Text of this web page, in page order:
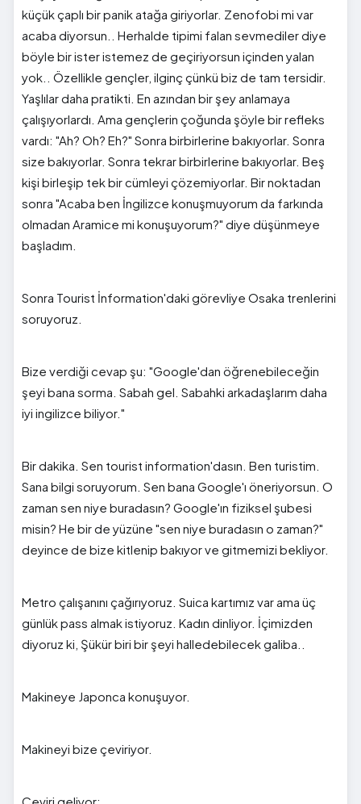
küçük çaplı bir panik atağa giriyorlar. Zenofobi mi var
acaba diyorsun.. Herhalde tipimi falan sevmediler diye
böyle bir ister istemez de geçiriyorsun içinden yalan
yok.. Özellikle gençler, ilginç çünkü biz de tam tersidir.
Yaşlılar daha pratikti. En azından bir şey anlamaya
çalışıyorlardı. Ama gençlerin çoğunda şöyle bir refleks
vardı: "Ah? Oh? Eh?" Sonra birbirlerine bakıyorlar. Sonra
size bakıyorlar. Sonra tekrar birbirlerine bakıyorlar. Beş
kişi birleşip tek bir cümleyi çözemiyorlar. Bir noktadan
sonra "Acaba ben İngilizce konuşmuyorum da farkında
olmadan Aramice mi konuşuyorum?" diye düşünmeye
başladım.
Sonra Tourist İnformation'daki görevliye Osaka trenlerini
soruyoruz.
Bize verdiği cevap şu: "Google'dan öğrenebileceğin
şeyi bana sorma. Sabah gel. Sabahki arkadaşlarım daha
iyi ingilizce biliyor."
Bir dakika. Sen tourist information'dasın. Ben turistim.
Sana bilgi soruyorum. Sen bana Google'ı öneriyorsun. O
zaman sen niye buradasın? Google'ın fiziksel şubesi
misin? He bir de yüzüne "sen niye buradasın o zaman?"
deyince de bize kitlenip bakıyor ve gitmemizi bekliyor.
Metro çalışanını çağırıyoruz. Suica kartımız var ama üç
günlük pass almak istiyoruz. Kadın dinliyor. İçimizden
diyoruz ki, Şükür biri bir şeyi halledebilecek galiba..
Makineye Japonca konuşuyor.
Makineyi bize çeviriyor.
Çeviri geliyor: